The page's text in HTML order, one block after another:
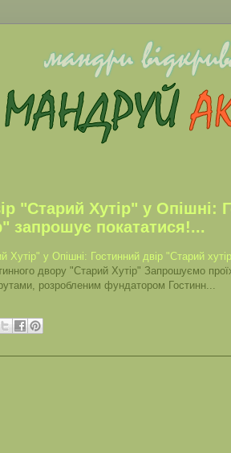
"Старий Хутір" у Опішні:
запрошує покататися!...
Хутір" у Опішні: Гостинний двір "Старий
двору "Старий Хутір" Запрошуємо
розробленим фундатором Гостинн...